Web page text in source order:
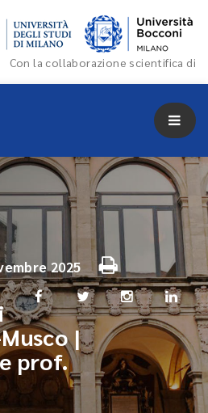
Con la collaborazione scientifica di
2025
|
prof.